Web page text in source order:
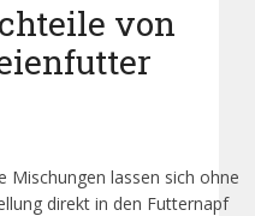
von
Mischungen lassen sich ohne
direkt in den Futternapf